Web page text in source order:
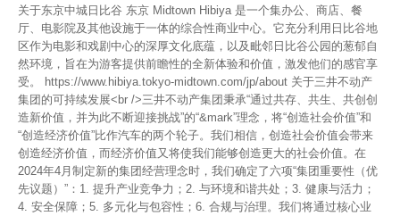
关于东京中城日比谷 东京 Midtown Hibiya 是一个集办公、商店、餐
厅、电影院及其他设施于一体的综合性商业中心。它充分利用日比谷地
区作为电影和戏剧中心的深厚文化底蕴，以及毗邻日比谷公园的葱郁自
然环境，旨在为游客提供前瞻性的全新体验和价值，激发他们的感官享
受。 https://www.hibiya.tokyo-midtown.com/jp/about 关于三井不动产
集团的可持续发展<br />三井不动产集团秉承“通过共存、共生、共创创
造新价值，并为此不断迎接挑战”的“&mark”理念，将“创造社会价值”和
“创造经济价值”比作汽车的两个轮子。我们相信，创造社会价值会带来
创造经济价值，而经济价值又将使我们能够创造更大的社会价值。在
2024年4月制定新的集团经营理念时，我们确定了六项“集团重要性（优
先议题）”：1. 提升产业竞争力；2. 与环境和谐共处；3. 健康与活力；
4. 安全保障；5. 多元化与包容性；6. 合规与治理。我们将通过核心业